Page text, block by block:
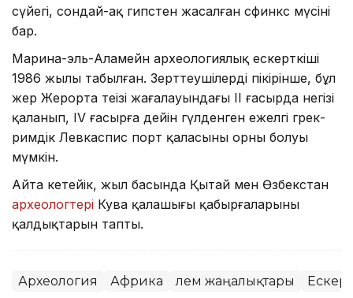
сүйегі, сондай-ақ гипстен жасалған сфинкс мүсіні
бар.
Марина-эль-Аламейн археологиялық ескерткіші
1986 жылы табылған. Зерттеушілердің пікірінше, бұл
жер Жерорта теңізі жағалауындағы II ғасырда негізі
қаланып, IV ғасырға дейін гүлденген ежелгі грек-
римдік Левкаспис порт қаласының орны болуы
мүмкін.
Айта кетейік, жыл басында Қытай мен Өзбекстан
археологтері Кува қалашығы қабырғаларының
қалдықтарын тапты.
Археология Африка Әлем жаңалықтары